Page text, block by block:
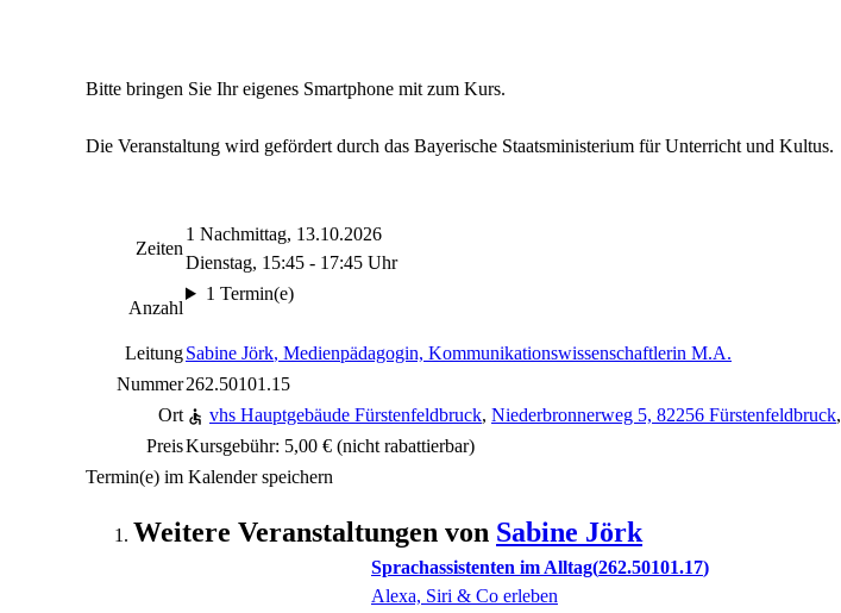
Bitte bringen Sie Ihr eigenes Smartphone mit zum Kurs.
Die Veranstaltung wird gefördert durch das Bayerische Staatsministerium für Unterricht und Kultus.
Zeiten
1 Nachmittag, 13.10.2026
Dienstag, 15:45 - 17:45 Uhr
Anzahl
1 Termin(e)
LeitungSabine Jörk, Medienpädagogin, Kommunikationswissenschaftlerin M.A.
Nummer262.50101.15
Ort
vhs Hauptgebäude Fürstenfeldbruck, Niederbronnerweg 5, 82256 Fürstenfeldbruck,
PreisKursgebühr: 5,00 € (nicht rabattierbar)
Termin(e) im Kalender speichern
Weitere Veranstaltungen von Sabine Jörk
Sprachassistenten im Alltag 262.50101.17
Alexa, Siri & Co erleben